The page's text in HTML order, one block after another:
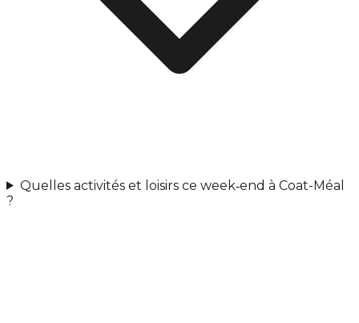
Quelles activités et loisirs ce week‑end à Coat-Méal
?